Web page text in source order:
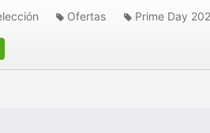
Ofertas Prime Day